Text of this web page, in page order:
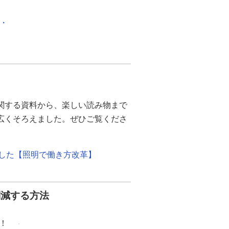
する資料から、楽しい読み物まで
そろえました。ぜひご覧くださ
た【照明で働き方改革】
する方法